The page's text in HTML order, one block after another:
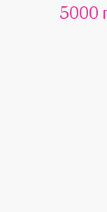
5000